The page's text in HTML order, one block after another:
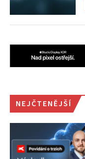
NEJČTENĚJŠÍ